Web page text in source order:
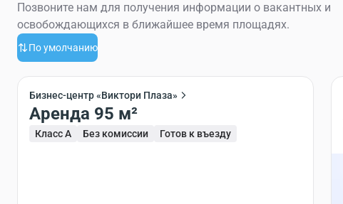
Позвоните нам для получения информации о вакантных и
освобождающихся в ближайшее время площадях.
По умолчанию
Бизнес-центр «Виктори Плаза»
Аренда 95 м²
Класс A Без комиссии Готов к въезду